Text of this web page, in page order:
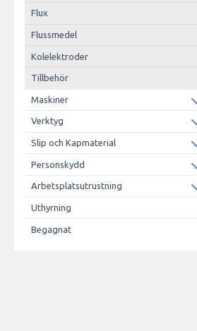
Flux
Flussmedel
Kolelektroder
Tillbehör
Maskiner
Verktyg
Slip och Kapmaterial
Personskydd
Arbetsplatsutrustning
Uthyrning
Begagnat